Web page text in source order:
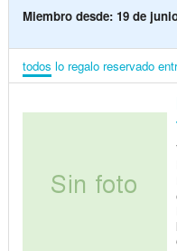
Miembro desde: 19 de
todos lo regalo reservado